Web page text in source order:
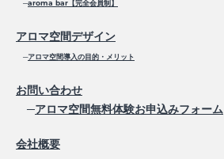
─aroma bar【完全会員制】
アロマ空間デザイン
─アロマ空間導入の目的・メリット
お問い合わせ
─アロマ空間無料体験お申込みフォーム
会社概要